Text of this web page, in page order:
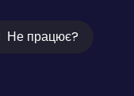
Не працює?